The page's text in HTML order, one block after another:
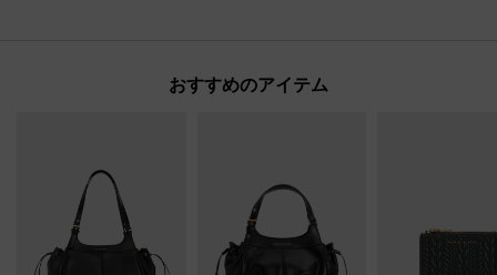
おすすめのアイテム